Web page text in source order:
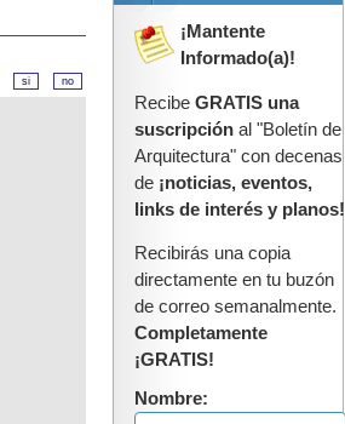
¡Mantente
Informado(a)!
Recibe GRATIS una
suscripción al "Boletín de
Arquitectura" con decenas
de ¡noticias, eventos,
links de interés y planos!
Recibirás una copia
directamente en tu buzón
de correo semanalmente.
Completamente
¡GRATIS!
Nombre: